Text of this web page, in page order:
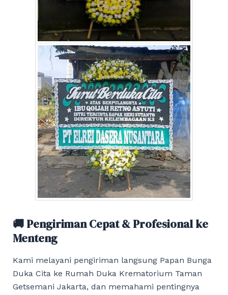
🚚 Pengiriman Cepat & Profesional ke
Menteng
Kami melayani pengiriman langsung Papan Bunga
Duka Cita ke Rumah Duka Krematorium Taman
Getsemani Jakarta, dan memahami pentingnya